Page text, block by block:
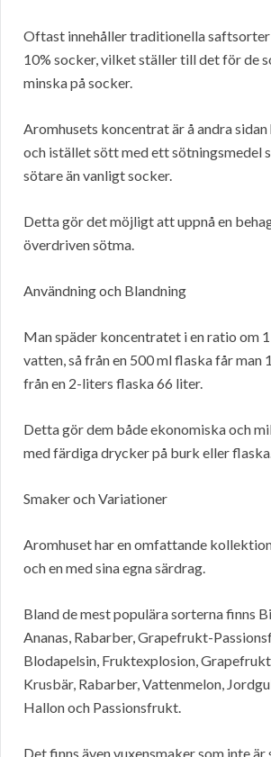
Oftast innehåller traditionella
10% socker, vilket ställer till det för de
minska på socker.
Aromhusets koncentrat är å andra
och istället sött med ett sötningsmedel
sötare än vanligt socker.
Detta gör det möjligt att uppnå en
överdriven sötma.
Användning och Blandning
Man späder koncentratet i en ratio om
vatten, så från en 500 ml flaska får man
från en 2-liters flaska 66 liter.
Detta gör dem både ekonomiska och
med färdiga drycker på burk eller
Smaker och Variationer
Aromhuset har en omfattande
och en med sina egna särdrag.
Bland de mest populära sorterna finns
Ananas, Rabarber, Grapefrukt-
Blodapelsin, Fruktexplosion,
Krusbär, Rabarber, Vattenmelon,
Hallon och Passionsfrukt.
Det finns även vuxensmaker som inte är